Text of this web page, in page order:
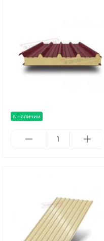
в наличии